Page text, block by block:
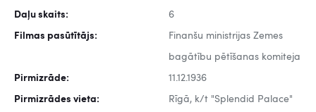
Daļu skaits: 6
Filmas pasūtītājs: Finanšu ministrijas Zemes
bagātību pētīšanas komiteja
Pirmizrāde: 11.12.1936
Pirmizrādes vieta: Rīgā, k/t "Splendid Palace"